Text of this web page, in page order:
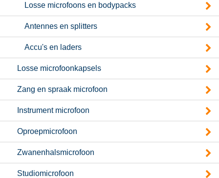
Losse microfoons en bodypacks
Antennes en splitters
Accu's en laders
Losse microfoonkapsels
Zang en spraak microfoon
Instrument microfoon
Oproepmicrofoon
Zwanenhalsmicrofoon
Studiomicrofoon